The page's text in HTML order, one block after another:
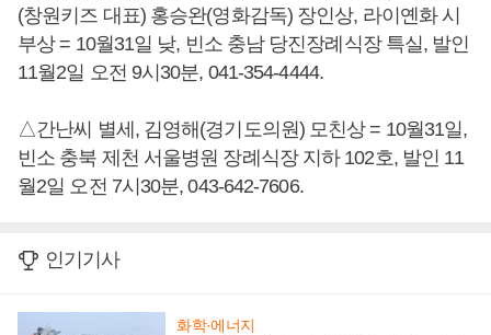
(창원키즈 대표) 홍승완(영화감독) 장인상, 라이옌화 시
부상 = 10월31일 낮, 빈소 충남 당진장례식장 특실, 발인
11월2일 오전 9시30분, 041-354-4444.
△간난씨 별세, 김영해(경기도의원) 모친상 = 10월31일,
빈소 충북 제천 서울병원 장례식장 지하 102호, 발인 11
월2일 오전 7시30분, 043-642-7606.
인기기사
화학·에너지